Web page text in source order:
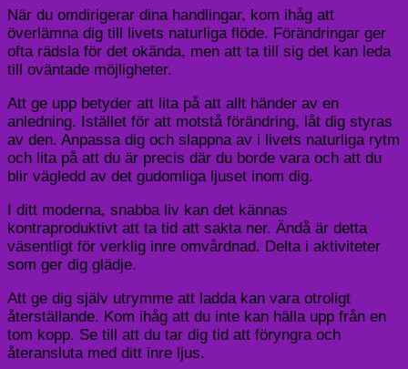
När du omdirigerar dina handlingar, kom ihåg att
överlämna dig till livets naturliga flöde. Förändringar ger
ofta rädsla för det okända, men att ta till sig det kan leda
till oväntade möjligheter.
Att ge upp betyder att lita på att allt händer av en
anledning. Istället för att motstå förändring, låt dig styras
av den. Anpassa dig och slappna av i livets naturliga rytm
och lita på att du är precis där du borde vara och att du
blir vägledd av det gudomliga ljuset inom dig.
I ditt moderna, snabba liv kan det kännas
kontraproduktivt att ta tid att sakta ner. Ändå är detta
väsentligt för verklig inre omvårdnad. Delta i aktiviteter
som ger dig glädje.
Att ge dig själv utrymme att ladda kan vara otroligt
återställande. Kom ihåg att du inte kan hälla upp från en
tom kopp. Se till att du tar dig tid att föryngra och
återansluta med ditt inre ljus.